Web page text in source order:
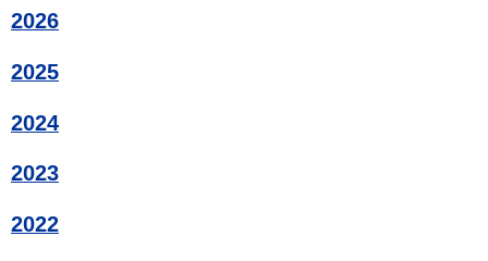
2026
2025
2024
2023
2022